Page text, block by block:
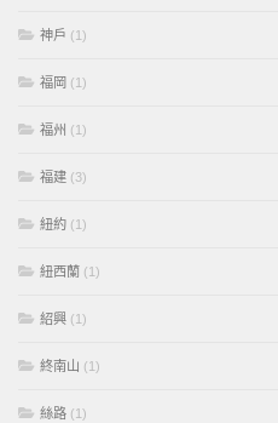
神戶 (1)
福岡 (1)
福州 (1)
福建 (3)
紐約 (1)
紐西蘭 (1)
紹興 (1)
終南山 (1)
絲路 (1)